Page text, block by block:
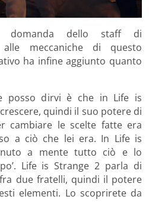
domanda dello staff di
meccaniche di questo
ha infine aggiunto quanto
posso dirvi è che in Life is
quindi il suo potere di
cambiare le scelte fatte era
a ciò che lei era. In Life is
a mente tutto ciò e lo
Life is Strange 2 parla di
due fratelli, quindi il potere
elementi. Lo scoprirete da